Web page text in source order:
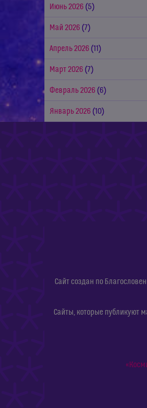
Июнь 2026 (5)
Май 2026 (7)
Апрель 2026 (11)
Март 2026 (7)
Февраль 2026 (6)
Январь 2026 (10)
Сайт создан по
Сайты, которые публикуют